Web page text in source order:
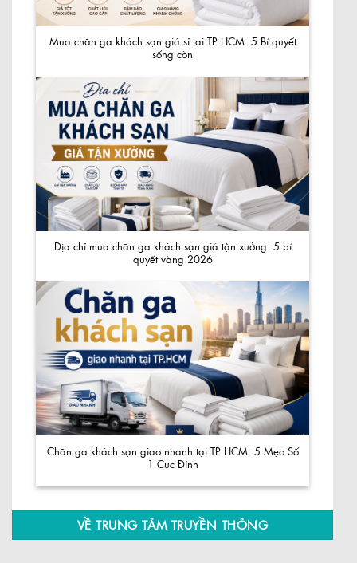
Mua chăn ga khách sạn giá sỉ tại TP.HCM: 5 Bí quyết
sống còn
Địa chỉ mua chăn ga khách sạn giá tận xưởng: 5 bí
quyết vàng 2026
Chăn ga khách sạn giao nhanh tại TP.HCM: 5 Mẹo Số
1 Cực Đỉnh
VỀ TRUNG TÂM TRUYỀN THÔNG